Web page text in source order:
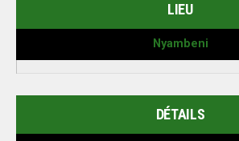
LIEU
Nyambeni
DÉTAILS